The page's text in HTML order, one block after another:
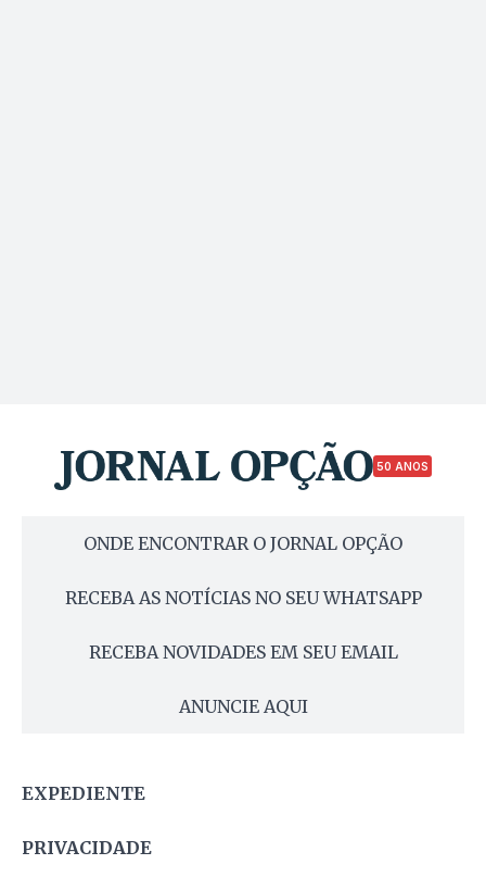
50 ANOS
ONDE ENCONTRAR O JORNAL OPÇÃO
RECEBA AS NOTÍCIAS NO SEU WHATSAPP
RECEBA NOVIDADES EM SEU EMAIL
ANUNCIE AQUI
EXPEDIENTE
PRIVACIDADE